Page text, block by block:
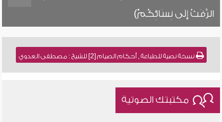
الرَّفَثُ إِلَى نِسَائِكُمْ)
نسخة نصية للطباعة , أحكام الصيام [2] للشيخ : مصطفى العدوي
مكتبتك الصوتية